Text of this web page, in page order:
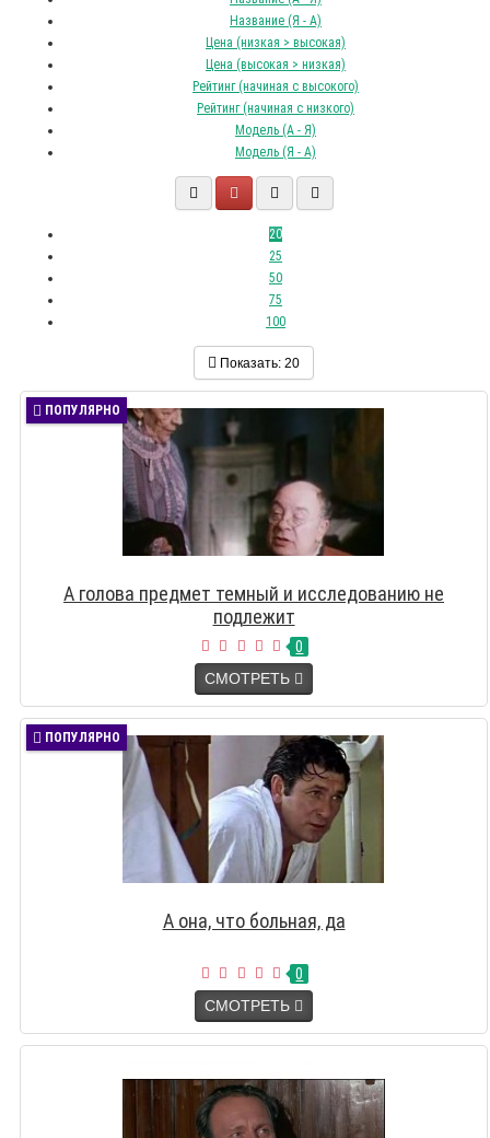
Название (Я - А)
Цена (низкая > высокая)
Цена (высокая > низкая)
Рейтинг (начиная с высокого)
Рейтинг (начиная с низкого)
Модель (А - Я)
Модель (Я - А)
20
25
50
75
100
Показать: 20
ПОПУЛЯРНО
А голова предмет темный и исследованию не
подлежит
0
СМОТРЕТЬ
ПОПУЛЯРНО
А она, что больная, да
0
СМОТРЕТЬ